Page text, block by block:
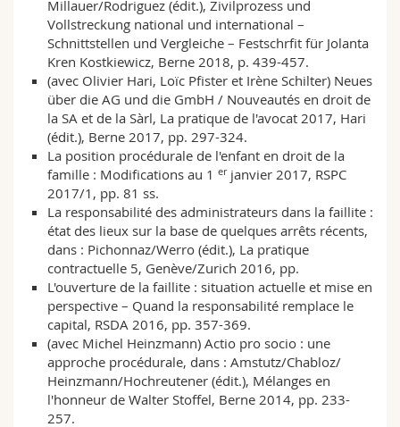
Millauer/Rodriguez (édit.), Zivilprozess und
Vollstreckung national und international –
Schnittstellen und Vergleiche – Festschrfit für Jolanta
Kren Kostkiewicz, Berne 2018, p. 439-457.
(avec Olivier Hari, Loïc Pfister et Irène Schilter) Neues
über die AG und die GmbH / Nouveautés en droit de
la SA et de la Sàrl, La pratique de l'avocat 2017, Hari
(édit.), Berne 2017, pp. 297-324.
La position procédurale de l'enfant en droit de la
famille : Modifications au 1 erjanvier 2017, RSPC
2017/1, pp. 81 ss.
La responsabilité des administrateurs dans la faillite :
état des lieux sur la base de quelques arrêts récents,
dans : Pichonnaz/Werro (édit.), La pratique
contractuelle 5, Genève/Zurich 2016, pp.
L'ouverture de la faillite : situation actuelle et mise en
perspective – Quand la responsabilité remplace le
capital, RSDA 2016, pp. 357-369.
(avec Michel Heinzmann) Actio pro socio : une
approche procédurale, dans : Amstutz/Chabloz/
Heinzmann/Hochreutener (édit.), Mélanges en
l'honneur de Walter Stoffel, Berne 2014, pp. 233-
257.